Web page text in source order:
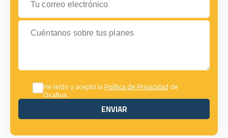
Cuéntanos sobre tus planes
He leído y acepto laPolítica de Privacidadde
OsaBus.
ENVIAR
ENVIAR